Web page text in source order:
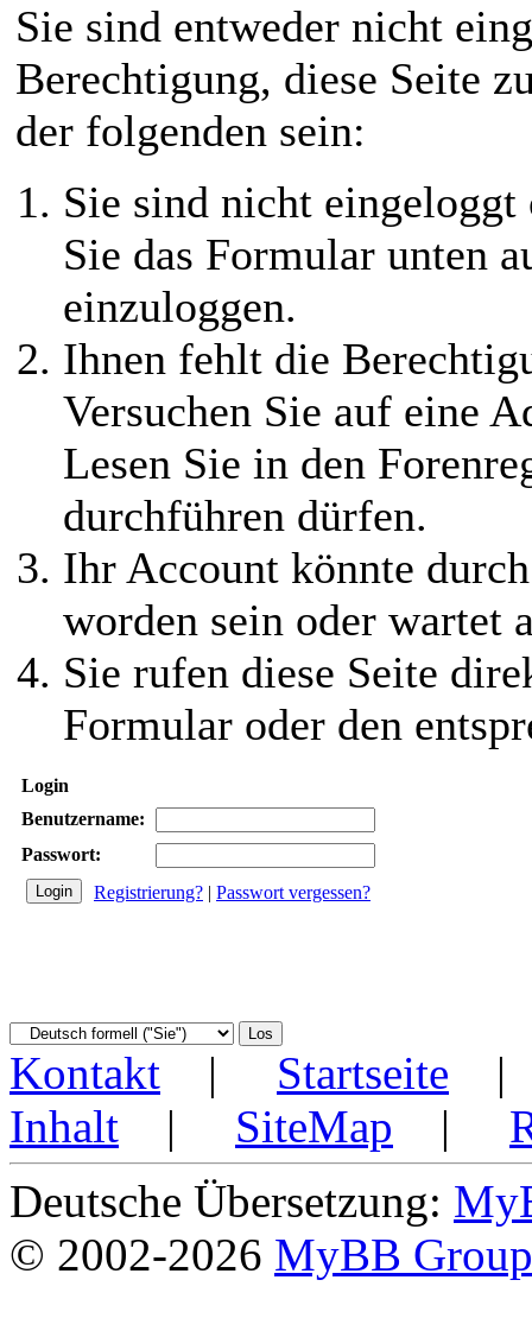
Sie sind entweder nicht
Berechtigung, diese Seite
der folgenden sein:
Sie sind nicht
Sie das Formular unten
einzuloggen.
Ihnen fehlt die
Versuchen Sie auf eine
Lesen Sie in den
durchführen dürfen.
Ihr Account könnte
worden sein oder wartet
Sie rufen diese Seite
Formular oder den
Login
Benutzername:
Passwort:
Registrierung? | Passwort vergessen?
Kontakt | Startseite
Inhalt | SiteMap |
Deutsche Übersetzung:
© 2002-2026 MyBB Group